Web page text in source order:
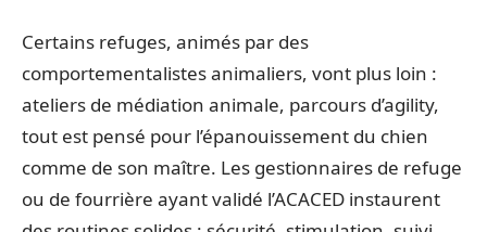
Certains refuges, animés par des
comportementalistes animaliers, vont plus loin :
ateliers de médiation animale, parcours d’agility,
tout est pensé pour l’épanouissement du chien
comme de son maître. Les gestionnaires de refuge
ou de fourrière ayant validé l’ACACED instaurent